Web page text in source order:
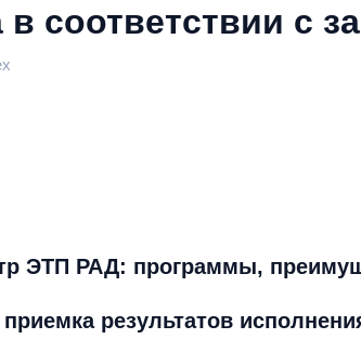
в соответствии с
ЭТП РАД: программы,
результатов